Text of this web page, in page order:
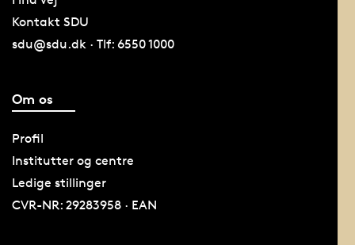
Kontakt SDU
sdu@sdu.dk · Tlf: 6550 1000
Om os
Profil
Institutter og centre
Ledige stillinger
CVR-NR: 29283958 · EAN